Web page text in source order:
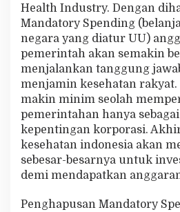
Health Industry. Dengan
Mandatory Spending
negara yang diatur UU)
pemerintah akan semakin
menjalankan tanggung
menjamin kesehatan
makin minim seolah
pemerintahan hanya
kepentingan korporasi.
kesehatan indonesia akan
sebesar-besarnya untuk
demi mendapatkan
Penghapusan Mandatory